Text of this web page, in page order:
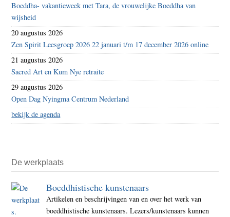
Boeddha- vakantieweek met Tara, de vrouwelijke Boeddha van
wijsheid
20 augustus 2026
Zen Spirit Leesgroep 2026 22 januari t/m 17 december 2026 online
21 augustus 2026
Sacred Art en Kum Nye retraite
29 augustus 2026
Open Dag Nyingma Centrum Nederland
bekijk de agenda
De werkplaats
Boeddhistische kunstenaars
Artikelen en beschrijvingen van en over het werk van
boeddhistische kunstenaars. Lezers/kunstenaars kunnen